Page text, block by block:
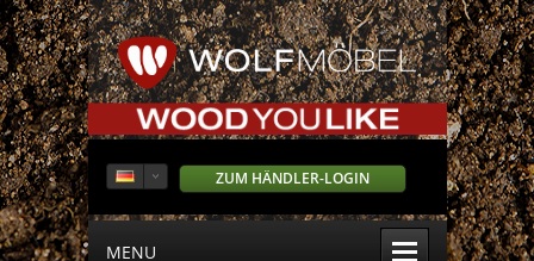
ZUM HÄNDLER-LOGIN
MENU